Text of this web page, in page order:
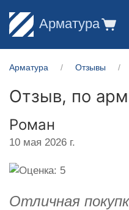
Арматура
Арматура Отзывы
Отзыв, по
Роман
10 мая 2026 г.
Отличная